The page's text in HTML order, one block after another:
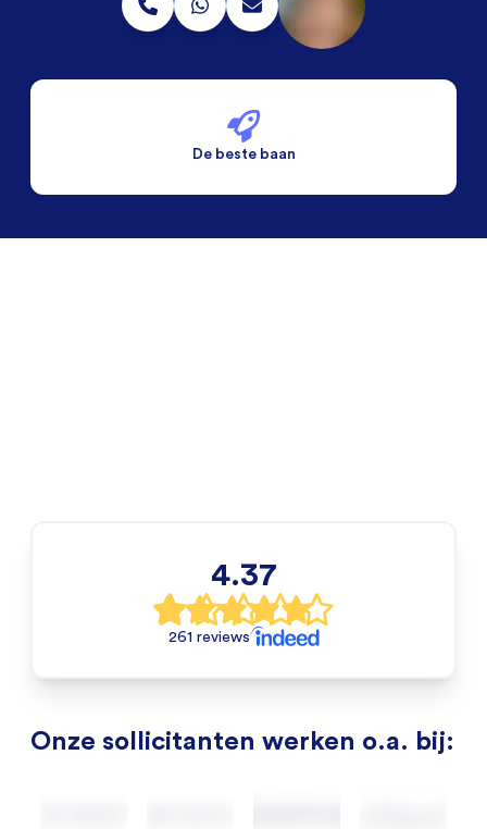
De beste baan
4.37
261 reviews
Onze sollicitanten werken o.a. bij: